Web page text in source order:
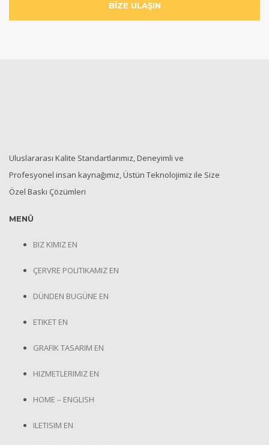
BİZE ULAŞIN
Uluslararası Kalite Standartlarımız, Deneyimli ve
Profesyonel insan kaynağımız, Üstün Teknolojimiz ile Size
Özel Baskı Çözümleri
MENÜ
BIZ KIMIZ EN
ÇERVRE POLITIKAMIZ EN
DÜNDEN BUGÜNE EN
ETIKET EN
GRAFIK TASARIM EN
HIZMETLERIMIZ EN
HOME – ENGLISH
ILETISIM EN